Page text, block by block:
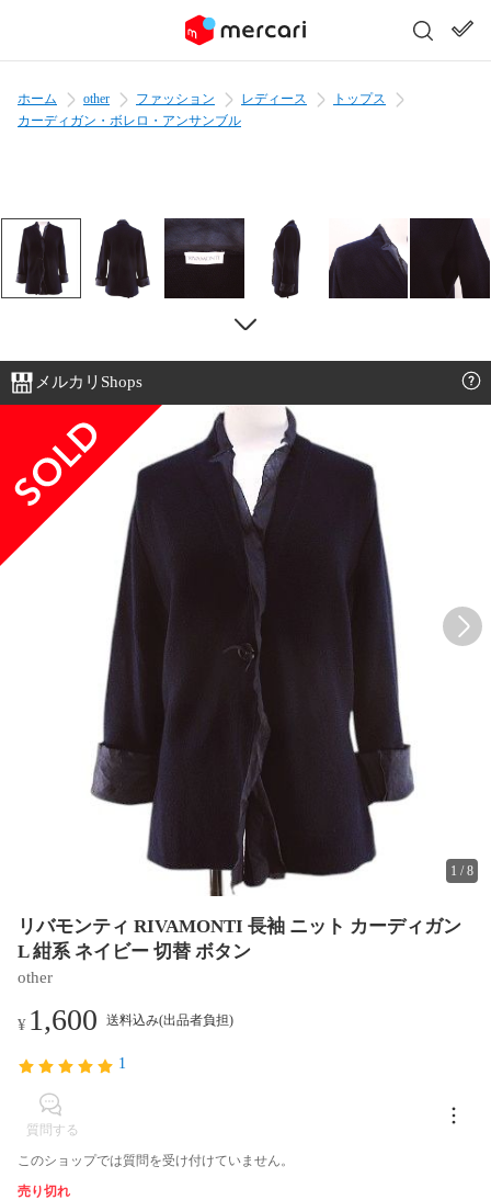
ホーム other ファッション レディース
トップス
カーディガン・ボレロ・アンサンブル
メルカリShops
1 /8
リバモンティ RIVAMONTI 長袖 ニット カーディガン
L 紺系 ネイビー 切替 ボタン
other
¥ 1,600 送料込み(出品者負担)
1
質問する
このショップでは質問を受け付けていません。
売り切れ